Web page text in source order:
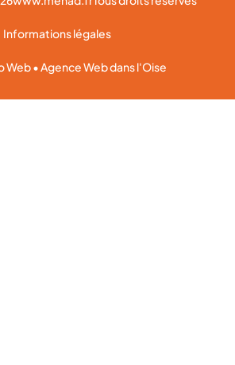
Informations légales
Web • Agence Web dans l'Oise